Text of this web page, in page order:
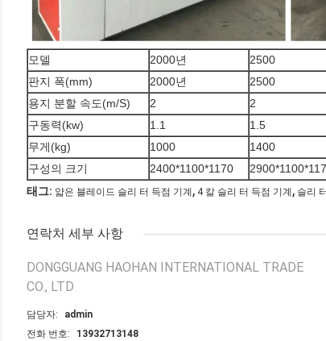
모델 2000년 2500
판지 폭(mm)
2000년 2500
용지 분할 속도(m/S)
2 2
구동력(kw)
1.1 1.5
무게(kg)
1000 1400
구성의 크기
2400*1100*1170
태그: 얇은 블레이드 슬리 터 득점 기계 , 4 칼 슬리 터 득점 기계 , 슬리
연락처 세부 사항
DONGGUANG HAOHAN INTERNATIONAL TRADE
CO., LTD
담당자:
admin
전화 번호:
13932713148